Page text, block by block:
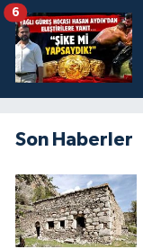
6
Son Haberler